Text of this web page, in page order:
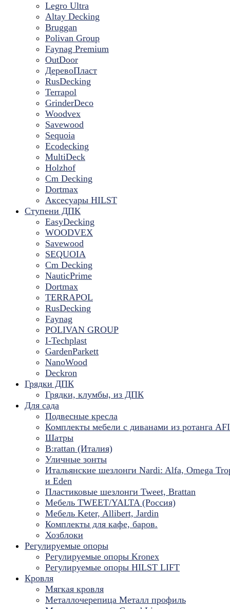
Legro Ultra
Altay Decking
Bruggan
Polivan Group
Faynag Premium
OutDoor
ДеревоПласт
RusDecking
Terrapol
GrinderDeco
Woodvex
Savewood
Sequoia
Ecodecking
MultiDeck
Holzhof
Cm Decking
Dortmax
Аксесуары HILST
Ступени ДПК
EasyDecking
WOODVEX
Savewood
SEQUOIA
Cm Decking
NauticPrime
Dortmax
TERRAPOL
RusDecking
Faynag
POLIVAN GROUP
I-Techplast
GardenParkett
NanoWood
Deckron
Грядки ДПК
Грядки, клумбы, из ДПК
Для сада
Подвесные кресла
Комплекты мебели с диванами из ротанга
Шатры
B:rattan (Италия)
Уличные зонты
Итальянские шезлонги Nardi: Alfa, Omega
и Eden
Пластиковые шезлонги Tweet, Brattan
Мебель TWEET/YALTA (Россия)
Мебель Keter, Allibert, Jardin
Комплекты для кафе, баров.
Хозблоки
Регулируемые опоры
Регулируемые опоры Kronex
Регулируемые опоры HILST LIFT
Кровля
Мягкая кровля
Металлочерепица Металл профиль